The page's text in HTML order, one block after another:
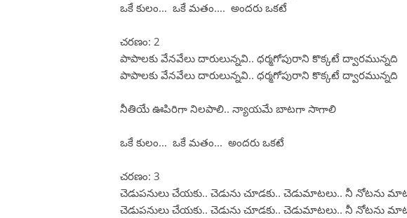
ఒకే కులం... ఒకే మతం.... అందరు ఒకటే
చరణం: 2
పాపాలకు వేనవేలు దారులున్నవి.. ధర్మగోపురాని కొక్కటే ద్వారమున్నది
పాపాలకు వేనవేలు దారులున్నవి.. ధర్మగోపురాని కొక్కటే ద్వారమున్నది
నీతియే ఊపిరిగా నిలపాలి.. న్యాయమే బాటగా సాగాలి
ఒకే కులం... ఒకే మతం... అందరు ఒకటే
చరణం: 3
చెడుపనులు చేయకు.. చెడును చూడకు.. చెడుమాటలు.. నీ నోటను
చెడుపనులు చేయకు.. చెడును చూడకు.. చెడుమాటలు.. నీ నోటను